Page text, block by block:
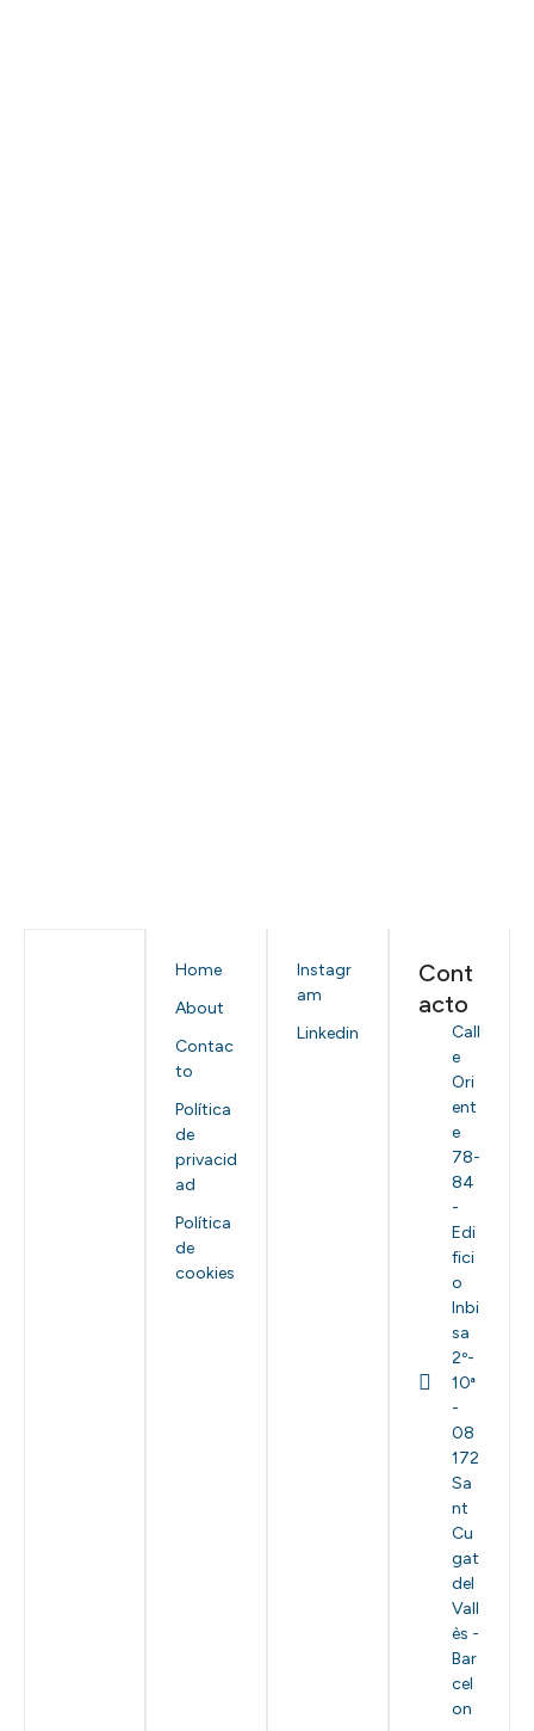
Home
About
Contac
to
Política
de
privacid
ad
Política
de
cookies
Instagr
am
Linkedin
Cont
acto
Call
e
Ori
ent
e
78-
84
-
Edi
fici
o
Inbi
sa
2º-
10ª
-
08
172
Sa
nt
Cu
gat
del
Vall
ès -
Bar
cel
on